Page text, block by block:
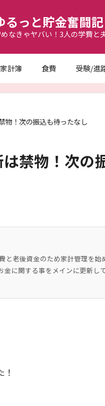
るっと貯金奮闘
なきゃヤバい！3人の学費と
家計簿 食費 受験/進
物！次の振込も待ったなし
禁物！次の
老後資金のため家計管理を始
金に関する事をメインに更新し